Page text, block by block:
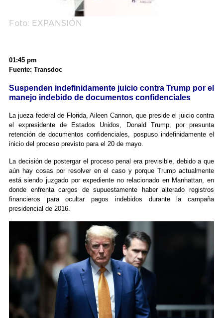
Foto: EXPANSIÓN
01:45 pm
Fuente: Transdoc
Suspenden indefinidamente juicio contra Trump por el
manejo indebido de documentos confidenciales
La jueza federal de Florida, Aileen Cannon, que preside el juicio contra
el expresidente de Estados Unidos, Donald Trump, por presunta
retención de documentos confidenciales, pospuso indefinidamente el
inicio del proceso previsto para el 20 de mayo.
La decisión de postergar el proceso penal era previsible, debido a que
aún hay cosas por resolver en el caso y porque Trump actualmente
está siendo juzgado por expediente no relacionado en Manhattan, en
donde enfrenta cargos de supuestamente haber alterado registros
financieros para ocultar pagos indebidos durante la campaña
presidencial de 2016.